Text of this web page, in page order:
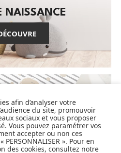
NAISSANCE
CADEAUX
afin d’analyser votre
du site, promouvoir
sociaux et vous proposer
Vous pouvez paramétrer vos
accepter ou non ces
». Pour en
des cookies, consultez notre